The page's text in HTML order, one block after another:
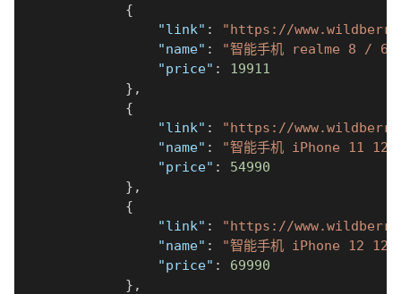
{
"link" :
"https://
"name" :
"智能手机 realme 8 /
"price" :
19911
} ,
{
"link" :
"https://
"name" :
"智能手机 iPhone 11
"price" :
54990
} ,
{
"link" :
"https://
"name" :
"智能手机 iPhone 12
"price" :
69990
} ,